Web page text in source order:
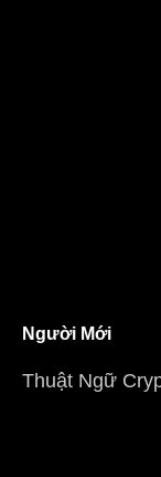
Người Mới
Thuật Ngữ